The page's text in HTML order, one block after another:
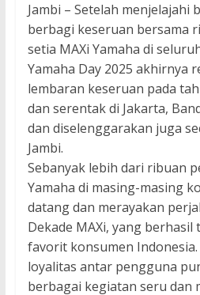
Jambi – Setelah menjelajahi
berbagi keseruan bersama
setia MAXi Yamaha di
Yamaha Day 2025 akhirnya
lembaran keseruan pada
dan serentak di Jakarta,
dan diselenggarakan juga
Jambi.
Sebanyak lebih dari ribuan
Yamaha di masing-masing
datang dan merayakan
Dekade MAXi, yang
favorit konsumen
loyalitas antar pengguna
berbagai kegiatan seru dan